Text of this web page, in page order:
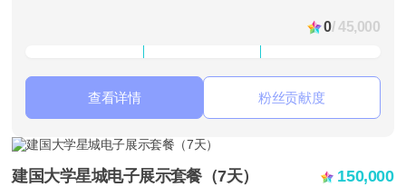
0/ 45,000
查看详情 粉丝贡献度
建国大学星城电子展示套餐（7天） 150,000